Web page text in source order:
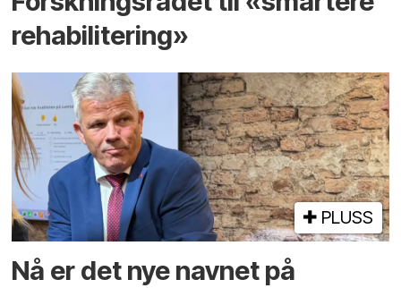
rehabilitering»
PLUSS
Nå er det nye navnet på